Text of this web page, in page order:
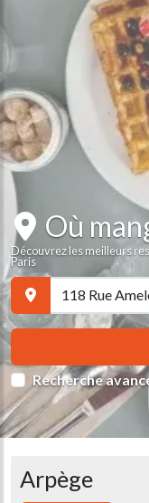
Où
Découvrez les meilleurs
Paris
Recherche
Arpège